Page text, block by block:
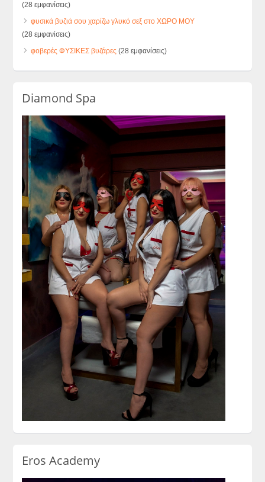
(28 εμφανίσεις)
φυσικά βυζιά σου χαρίζω γλυκό σεξ στο ΧΩΡΟ ΜΟΥ
(28 εμφανίσεις)
φοβερές ΦΥΣΙΚΕΣ βυζάρες (28 εμφανίσεις)
Diamond Spa
Eros Academy